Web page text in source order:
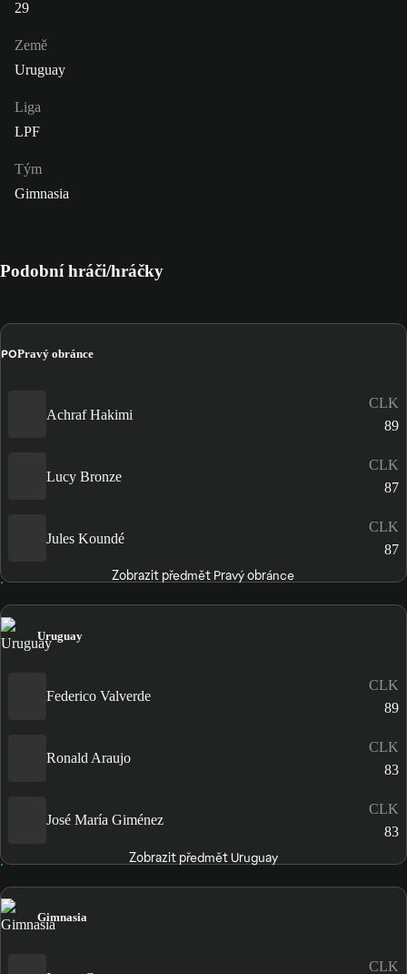
29
Země
Uruguay
Liga
LPF
Tým
Gimnasia
Podobní hráči/hráčky
POPravý obránce
Achraf Hakimi
CLK
89
Lucy Bronze
CLK
87
Jules Koundé
CLK
87
Zobrazit předmět Pravý obránce
Uruguay
Federico Valverde
CLK
89
Ronald Araujo
CLK
83
José María Giménez
CLK
83
Zobrazit předmět Uruguay
Gimnasia
CLK